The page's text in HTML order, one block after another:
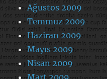
Ağustos 2009
Temmuz 2009
Haziran 2009
Mayıs 2009
Nisan 2009
Mart 2009